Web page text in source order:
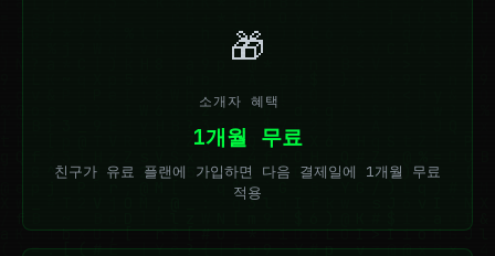
🎁
소개자 혜택
1개월 무료
친구가 유료 플랜에 가입하면 다음 결제일에 1개월 무료
적용